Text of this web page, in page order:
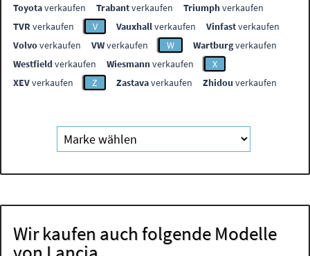
Toyotaverkaufen Trabantverkaufen Triumphverkaufen
TVR verkaufen V Vauxhallverkaufen Vinfastverkaufen
Volvoverkaufen VWverkaufen W Wartburgverkaufen
Westfieldverkaufen Wiesmannverkaufen
X
XEVverkaufen Z Zastavaverkaufen Zhidou verkaufen
Wir kaufen auch folgende Modelle